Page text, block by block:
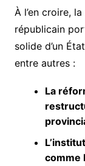
À l’en croire,
républicain
solide d’un
entre autres :
La
comme